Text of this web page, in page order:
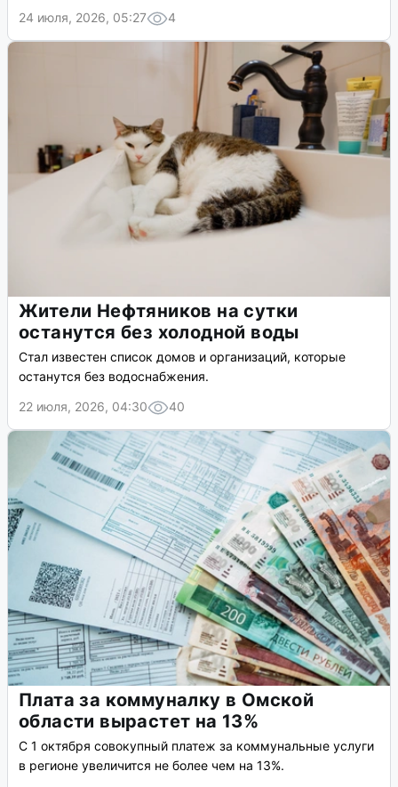
24 июля, 2026, 05:27 4
Жители Нефтяников на сутки
останутся без холодной воды
Стал известен список домов и организаций, которые
останутся без водоснабжения.
22 июля, 2026, 04:30
40
Плата за коммуналку в Омской
области вырастет на 13%
С 1 октября совокупный платеж за коммунальные услуги
в регионе увеличится не более чем на 13%.